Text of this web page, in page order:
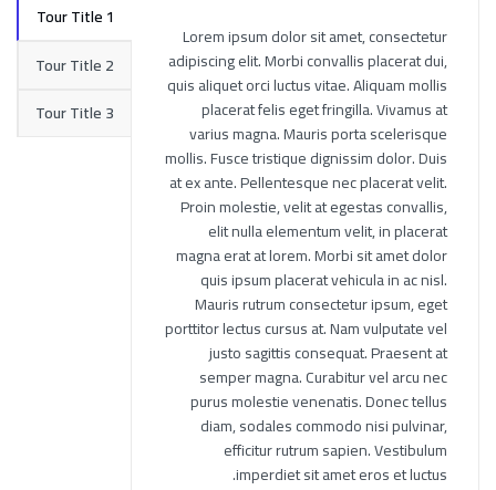
Tour Title 1
Tour Title 2
Tour Title 3
Lorem ipsum dolor sit amet, consectetur
adipiscing elit. Morbi convallis placerat dui,
quis aliquet orci luctus vitae. Aliquam mollis
placerat felis eget fringilla. Vivamus at
varius magna. Mauris porta scelerisque
mollis. Fusce tristique dignissim dolor. Duis
at ex ante. Pellentesque nec placerat velit.
Proin molestie, velit at egestas convallis,
elit nulla elementum velit, in placerat
magna erat at lorem. Morbi sit amet dolor
quis ipsum placerat vehicula in ac nisl.
Mauris rutrum consectetur ipsum, eget
porttitor lectus cursus at. Nam vulputate vel
justo sagittis consequat. Praesent at
semper magna. Curabitur vel arcu nec
purus molestie venenatis. Donec tellus
diam, sodales commodo nisi pulvinar,
efficitur rutrum sapien. Vestibulum
imperdiet sit amet eros et luctus.